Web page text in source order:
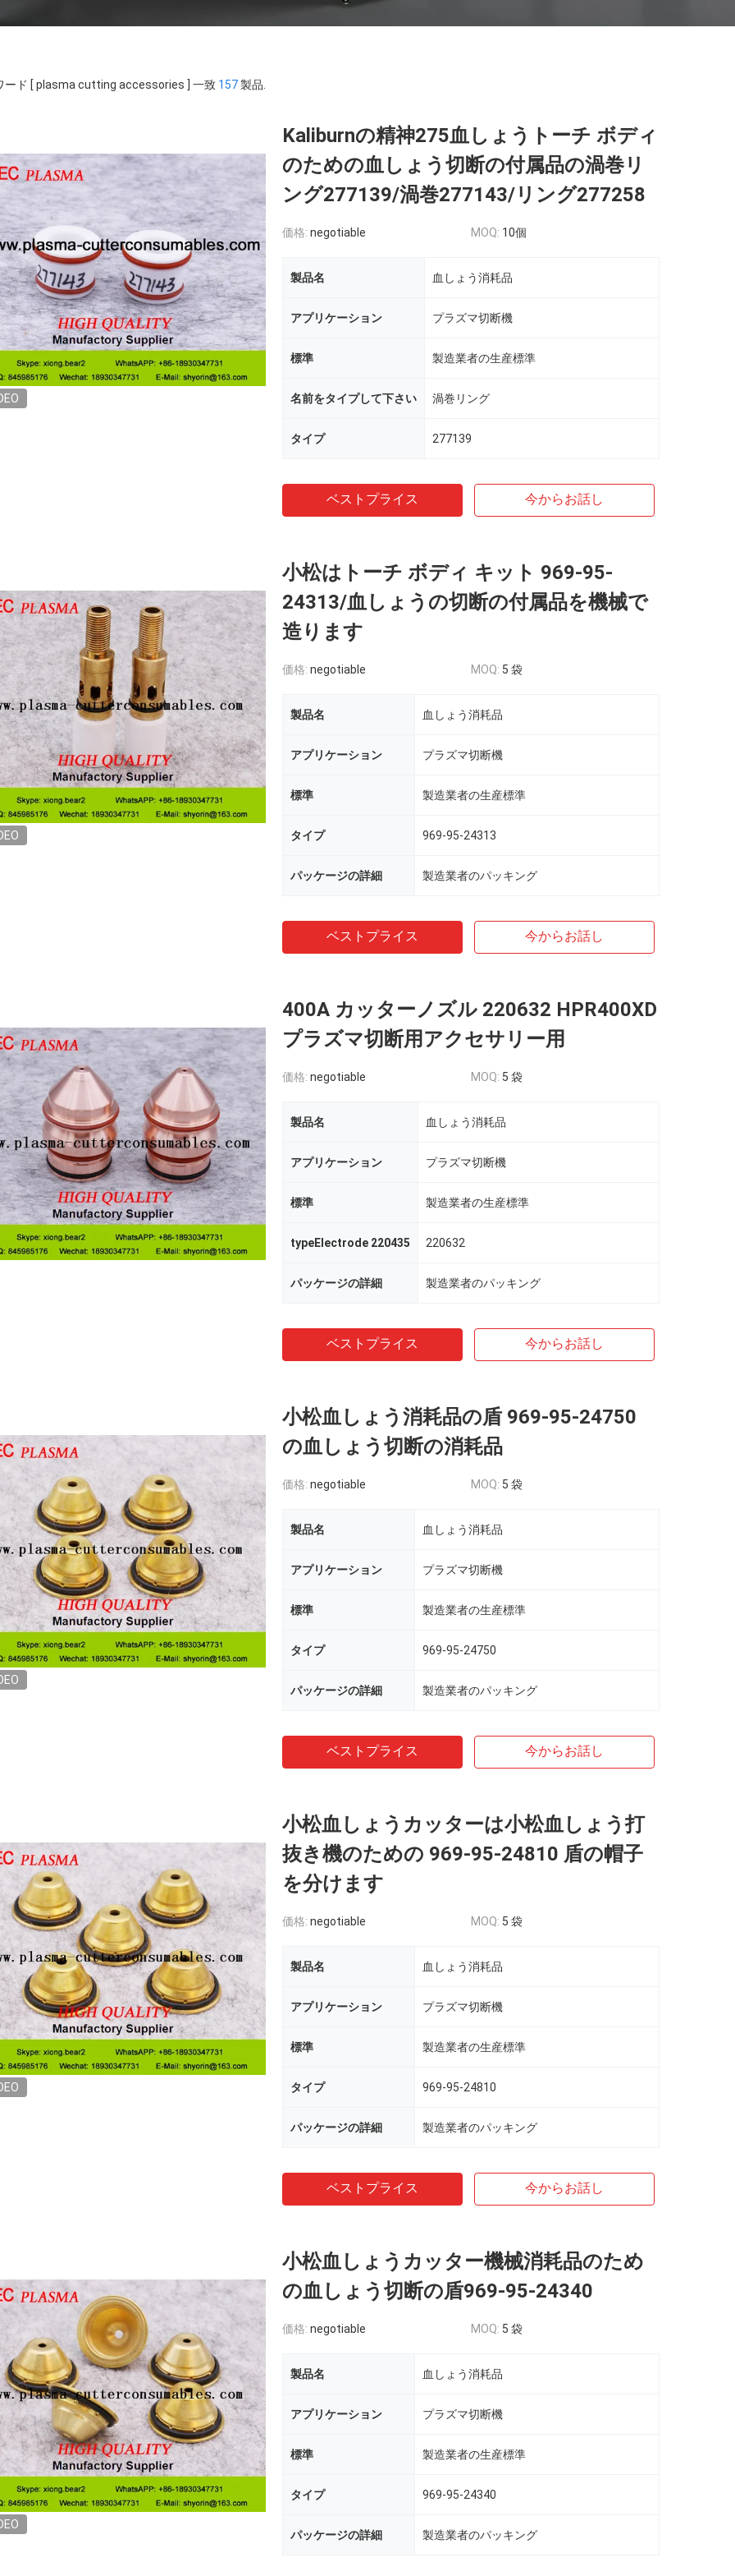
ード [ plasma cutting accessories ] 一致 157製品.
Kaliburnの精神275血しょうトーチ ボディ
のための血しょう切断の付属品の渦巻リ
ング277139/渦巻277143/リング277258
価格: negotiable MOQ: 10個
製品名 血しょう消耗品
アプリケーション プラズマ切断機
標準 製造業者の生産標準
名前をタイプして下さい 渦巻リング
タイプ 277139
ベストプライス 今からお話し
小松はトーチ ボディ キット 969-95-
24313/血しょうの切断の付属品を機械で
造ります
価格: negotiable MOQ: 5 袋
製品名 血しょう消耗品
アプリケーション プラズマ切断機
標準 製造業者の生産標準
タイプ 969-95-24313
パッケージの詳細 製造業者のパッキング
ベストプライス 今からお話し
400A カッターノズル 220632 HPR400XD
プラズマ切断用アクセサリー用
価格: negotiable MOQ: 5 袋
製品名 血しょう消耗品
アプリケーション プラズマ切断機
標準 製造業者の生産標準
typeElectrode 220435 220632
パッケージの詳細 製造業者のパッキング
ベストプライス 今からお話し
小松血しょう消耗品の盾 969-95-24750
の血しょう切断の消耗品
価格: negotiable MOQ: 5 袋
製品名 血しょう消耗品
アプリケーション プラズマ切断機
標準 製造業者の生産標準
タイプ 969-95-24750
パッケージの詳細 製造業者のパッキング
ベストプライス 今からお話し
小松血しょうカッターは小松血しょう打
抜き機のための 969-95-24810 盾の帽子
を分けます
価格: negotiable MOQ: 5 袋
製品名 血しょう消耗品
アプリケーション プラズマ切断機
標準 製造業者の生産標準
タイプ 969-95-24810
パッケージの詳細 製造業者のパッキング
ベストプライス 今からお話し
小松血しょうカッター機械消耗品のため
の血しょう切断の盾969-95-24340
価格: negotiable MOQ: 5 袋
製品名 血しょう消耗品
アプリケーション プラズマ切断機
標準 製造業者の生産標準
タイプ 969-95-24340
パッケージの詳細 製造業者のパッキング